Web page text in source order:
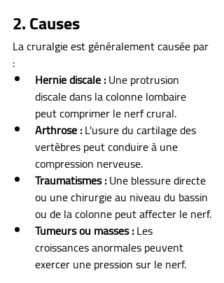
2. Causes
La cruralgie est généralement causée par
:
Hernie discale : Une protrusion
discale dans la colonne lombaire
peut comprimer le nerf crural.
Arthrose : L'usure du cartilage des
vertèbres peut conduire à une
compression nerveuse.
Traumatismes : Une blessure directe
ou une chirurgie au niveau du bassin
ou de la colonne peut affecter le nerf.
Tumeurs ou masses : Les
croissances anormales peuvent
exercer une pression sur le nerf.